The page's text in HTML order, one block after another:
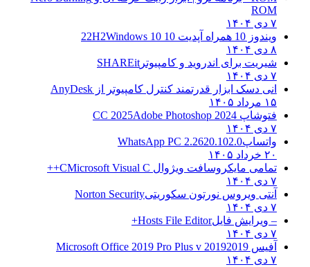
ROM
۷ دی ۱۴۰۴
ویندوز 10 همراه آپدیت 10 22H2
Windows 10
۸ دی ۱۴۰۴
شیریت برای اندروید و کامپیوتر SHAREit
۷ دی ۱۴۰۴
انی دسک ابزار قدرتمند کنترل کامپیوتر از AnyDesk
۱۵ مرداد ۱۴۰۵
فتوشاپ CC 2025 Adobe Photoshop 2024
۷ دی ۱۴۰۴
واتساپWhatsApp PC 2.2620.102.0
۲۰ خرداد ۱۴۰۵
تمامی مایکروسافت ویژوال C Microsoft Visual C++
۷ دی ۱۴۰۴
آنتی ویروس نورتون سکوریتیNorton Security
۷ دی ۱۴۰۴
– ویرایش فایلHosts File Editor+
۷ دی ۱۴۰۴
آفیس 2019 2019 Microsoft Office 2019 Pro Plus v
۷ دی ۱۴۰۴